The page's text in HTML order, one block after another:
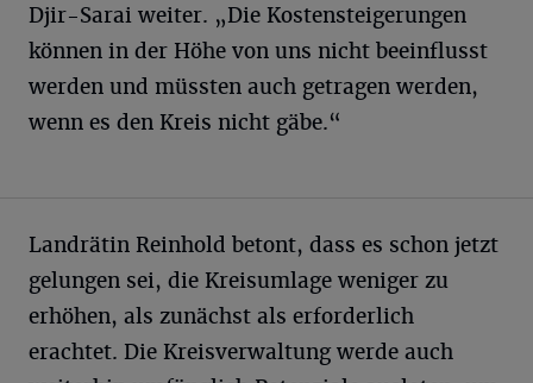
Djir-Sarai weiter. „Die Kostensteigerungen
können in der Höhe von uns nicht beeinflusst
werden und müssten auch getragen werden,
wenn es den Kreis nicht gäbe.“
Landrätin Reinhold betont, dass es schon jetzt
gelungen sei, die Kreisumlage weniger zu
erhöhen, als zunächst als erforderlich
erachtet. Die Kreisverwaltung werde auch